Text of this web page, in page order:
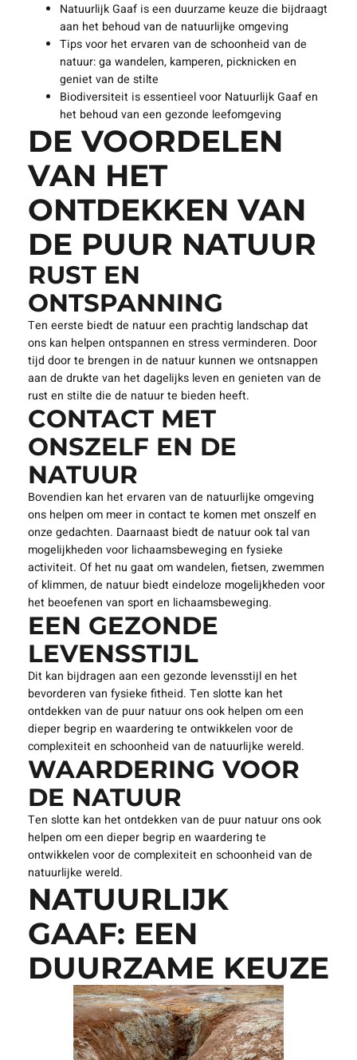
Natuurlijk Gaaf is een duurzame keuze die bijdraagt
aan het behoud van de natuurlijke omgeving
Tips voor het ervaren van de schoonheid van de
natuur: ga wandelen, kamperen, picknicken en
geniet van de stilte
Biodiversiteit is essentieel voor Natuurlijk Gaaf en
het behoud van een gezonde leefomgeving
DE VOORDELEN
VAN HET
ONTDEKKEN VAN
DE PUUR NATUUR
RUST EN
ONTSPANNING
Ten eerste biedt de natuur een prachtig landschap dat
ons kan helpen ontspannen en stress verminderen. Door
tijd door te brengen in de natuur kunnen we ontsnappen
aan de drukte van het dagelijks leven en genieten van de
rust en stilte die de natuur te bieden heeft.
CONTACT MET
ONSZELF EN DE
NATUUR
Bovendien kan het ervaren van de natuurlijke omgeving
ons helpen om meer in contact te komen met onszelf en
onze gedachten. Daarnaast biedt de natuur ook tal van
mogelijkheden voor lichaamsbeweging en fysieke
activiteit. Of het nu gaat om wandelen, fietsen, zwemmen
of klimmen, de natuur biedt eindeloze mogelijkheden voor
het beoefenen van sport en lichaamsbeweging.
EEN GEZONDE
LEVENSSTIJL
Dit kan bijdragen aan een gezonde levensstijl en het
bevorderen van fysieke fitheid. Ten slotte kan het
ontdekken van de puur natuur ons ook helpen om een
dieper begrip en waardering te ontwikkelen voor de
complexiteit en schoonheid van de natuurlijke wereld.
WAARDERING VOOR
DE NATUUR
Ten slotte kan het ontdekken van de puur natuur ons ook
helpen om een dieper begrip en waardering te
ontwikkelen voor de complexiteit en schoonheid van de
natuurlijke wereld.
NATUURLIJK
GAAF: EEN
DUURZAME KEUZE